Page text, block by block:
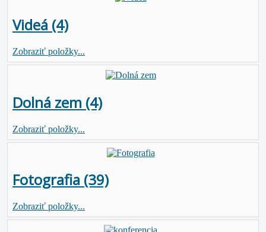
Videá (4)
Zobraziť položky...
Dolná zem (4)
Zobraziť položky...
Fotografia (39)
Zobraziť položky...